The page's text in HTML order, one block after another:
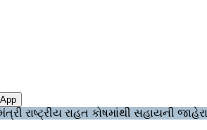
રાષ્ટ્રીય રાહત કોષમાંથી સહાયની